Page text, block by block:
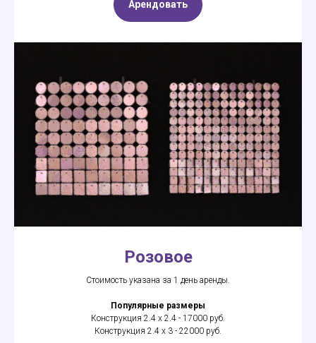
Арендовать
Розовое
Стоимость указана за 1 день аренды.
Популярные размеры
Конструкция 2.4 х 2.4 - 17000 руб.
Конструкция 2.4 х 3 - 22000 руб.